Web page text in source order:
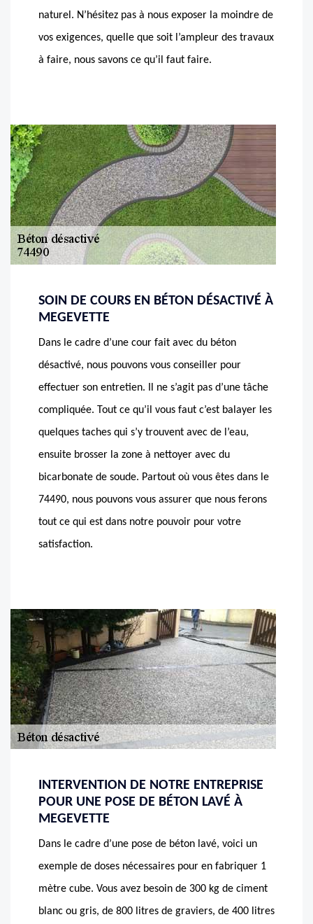
naturel. N’hésitez pas à nous exposer la moindre de
vos exigences, quelle que soit l’ampleur des travaux
à faire, nous savons ce qu’il faut faire.
SOIN DE COURS EN BÉTON DÉSACTIVÉ À
MEGEVETTE
Dans le cadre d’une cour fait avec du béton
désactivé, nous pouvons vous conseiller pour
effectuer son entretien. Il ne s’agit pas d’une tâche
compliquée. Tout ce qu’il vous faut c’est balayer les
quelques taches qui s’y trouvent avec de l’eau,
ensuite brosser la zone à nettoyer avec du
bicarbonate de soude. Partout où vous êtes dans le
74490, nous pouvons vous assurer que nous ferons
tout ce qui est dans notre pouvoir pour votre
satisfaction.
INTERVENTION DE NOTRE ENTREPRISE
POUR UNE POSE DE BÉTON LAVÉ À
MEGEVETTE
Dans le cadre d’une pose de béton lavé, voici un
exemple de doses nécessaires pour en fabriquer 1
mètre cube. Vous avez besoin de 300 kg de ciment
blanc ou gris, de 800 litres de graviers, de 400 litres